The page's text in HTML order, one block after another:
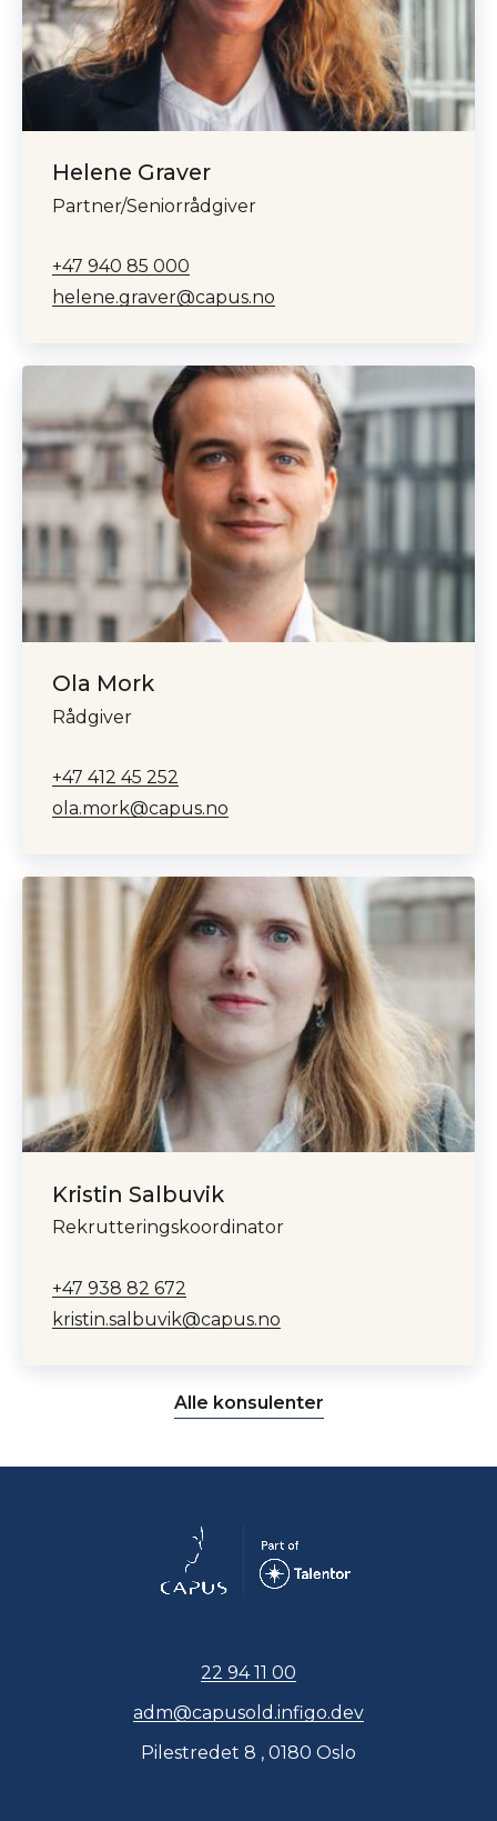
Helene Graver
Partner/Seniorrådgiver
+47 940 85 000
helene.graver@capus.no
Ola Mork
Rådgiver
+47 412 45 252
ola.mork@capus.no
Kristin Salbuvik
Rekrutteringskoordinator
+47 938 82 672
kristin.salbuvik@capus.no
Alle konsulenter
22 94 11 00
adm@capusold.infigo.dev
Pilestredet 8 , 0180 Oslo